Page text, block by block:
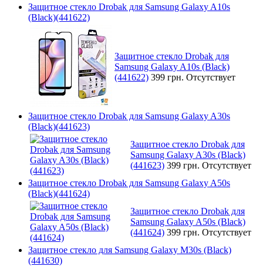
Защитное стекло Drobak для Samsung Galaxy A10s
(Black)(441622)
Защитное стекло Drobak для
Samsung Galaxy A10s (Black)
(441622) 399 грн. Отсутствует
Защитное стекло Drobak для Samsung Galaxy A30s
(Black)(441623)
Защитное стекло Drobak для
Samsung Galaxy A30s (Black)
(441623) 399 грн. Отсутствует
Защитное стекло Drobak для Samsung Galaxy A50s
(Black)(441624)
Защитное стекло Drobak для
Samsung Galaxy A50s (Black)
(441624) 399 грн. Отсутствует
Защитное стекло для Samsung Galaxy M30s (Black)
(441630)